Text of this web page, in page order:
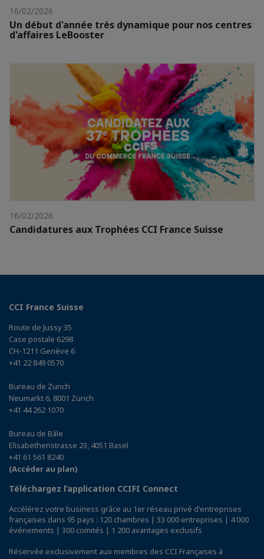
16/02/2026
Un début d'année très dynamique pour nos centres
d'affaires LeBooster
16/02/2026
Candidatures aux Trophées CCI France Suisse
CCI France Suisse
Route de Jussy 35
Case postale 6298
CH-1211 Genève 6
+41 22 849 0570
Bureau de Zurich
Neumarkt 6, 8001 Zürich
+41 44 262 1070
Bureau de Bâle
Elisabethenstrasse 23, 4051 Basel
+41 61 561 8240
(Accéder au plan)
Téléchargez l’application CCIFI Connect
Accélérez votre business grâce au 1er réseau privé d'entreprises
françaises dans 95 pays : 120 chambres | 33 000 entreprises | 4 000
événements | 300 comités | 1 200 avantages exclusifs
Réservée exclusivement aux membres des CCI Françaises à